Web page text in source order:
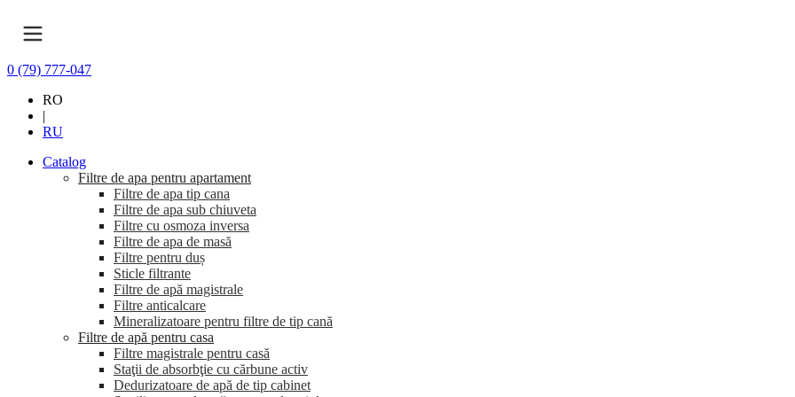
0 (79) 777-047
RO
|
RU
Catalog
Filtre de apa pentru apartament
Filtre de apa tip cana
Filtre de apa sub chiuveta
Filtre cu osmoza inversa
Filtre de apa de masă
Filtre pentru duș
Sticle filtrante
Filtre de apă magistrale
Filtre anticalcare
Mineralizatoare pentru filtre de tip cană
Filtre de apă pentru casa
Filtre magistrale pentru casă
Staţii de absorbţie cu cărbune activ
Dedurizatoare de apă de tip cabinet